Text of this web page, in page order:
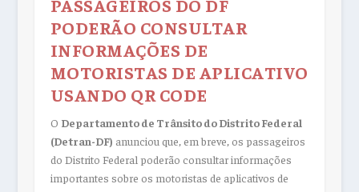
PASSAGEIROS DO DF
PODERÃO CONSULTAR
INFORMAÇÕES DE
MOTORISTAS DE APLICATIVO
USANDO QR CODE
O Departamento de Trânsito do Distrito Federal
(Detran-DF) anunciou que, em breve, os passageiros
do Distrito Federal poderão consultar informações
importantes sobre os motoristas de aplicativos de